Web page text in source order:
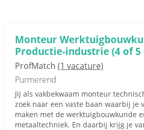
Monteur
Productie-industrie (4 of 5
ProfMatch (1 vacature)
Purmerend
Jij als vakbekwaam monteur
zoek naar een vaste baan waarbij je
maken met de werktuigbouwkunde
metaaltechniek. En daarbij krijg je